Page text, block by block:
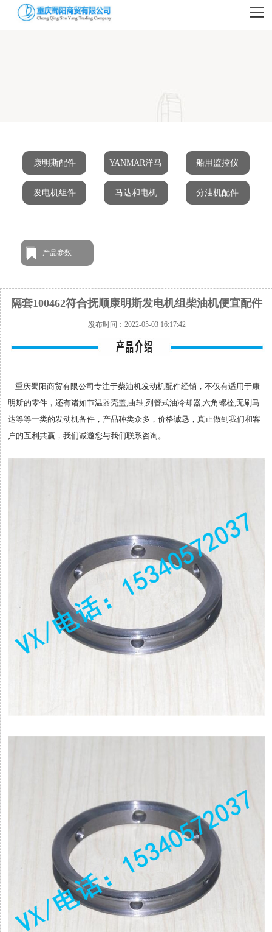
康明斯配件 YANMAR洋马 船用监控仪
发电机组件 马达和电机 分油机配件
产品参数
隔套100462符合抚顺康明斯发电机组柴油机便宜配件
发布时间：2022-05-03 16:17:42
重庆蜀阳商贸有限公司专注于柴油机发动机配件经销，不仅有适用于康
明斯的零件，还有诸如节温器壳盖,曲轴,列管式油冷却器,六角螺栓,无刷马
达等等一类的发动机备件，产品种类众多，价格诚恳，真正做到我们和客
户的互利共赢，我们诚邀您与我们联系咨询。